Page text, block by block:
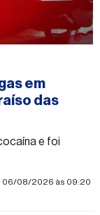
em
das
e foi
06/08/2026 às 09:20